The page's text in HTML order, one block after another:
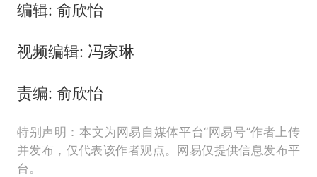
编辑: 俞欣怡
视频编辑: 冯家琳
责编: 俞欣怡
特别声明：本文为网易自媒体平台“网易号”作者上传
并发布，仅代表该作者观点。网易仅提供信息发布平
台。